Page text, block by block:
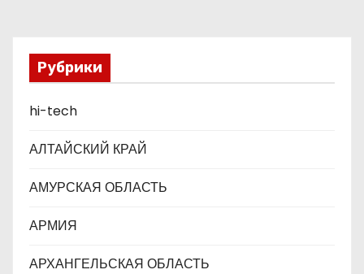
а
п
и
с
я
м
Рубрики
hi-tech
АЛТАЙСКИЙ КРАЙ
АМУРСКАЯ ОБЛАСТЬ
АРМИЯ
АРХАНГЕЛЬСКАЯ ОБЛАСТЬ